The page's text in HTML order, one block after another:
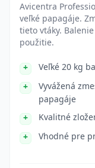
Avicentra
veľké papagáje.
tieto vtáky.
použitie.
Veľké 20 kg
Vyvážená
papagáje
Kvalitné
Vhodné pre